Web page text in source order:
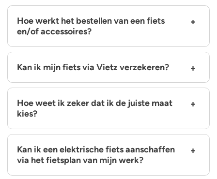
Hoe werkt het bestellen van een fiets
en/of accessoires?
Kan ik mijn fiets via Vietz verzekeren?
Hoe weet ik zeker dat ik de juiste maat
kies?
Kan ik een elektrische fiets aanschaffen
via het fietsplan van mijn werk?